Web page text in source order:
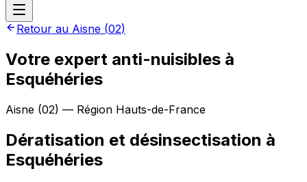
Retour au Aisne (02)
Votre expert anti-nuisibles à
Esquéhéries
Aisne (02) — Région Hauts-de-France
Dératisation et désinsectisation à
Esquéhéries